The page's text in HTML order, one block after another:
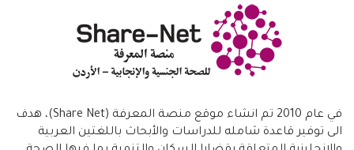
في عام 2010 تم انشاء موقع منصة المعرفة (Share Net)، هدف
الى توفير قاعدة شامله للدراسات والأبحاث باللغتين العربية